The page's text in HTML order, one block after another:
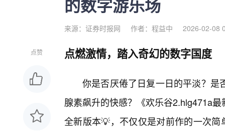
的数字游乐场
来源：证券时报网 作者：程益中 2026-02-08
点赞 点燃激情，踏入奇幻的数字国度
你是否厌倦了日复一日的平淡？是
腺素飙升的快感？《欢乐谷2.hlg471a
全新版本💡，不仅仅是对前作的一次